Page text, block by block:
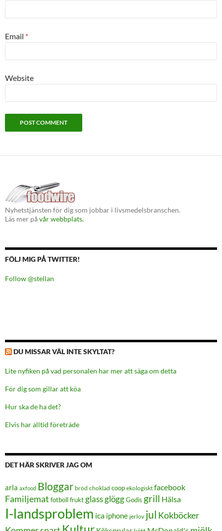
Email *
Website
Nyhetstjänsten för dig som jobbar i livsmedelsbranschen.
Läs mer påvår webbplats.
FÖLJ MIG PÅ TWITTER!
Follow @stellan
DU MISSAR VÄL INTE SKYLTAT?
Lite nyfiken på vad personalen har mer att säga om detta
För dig som gillar att köa
Hur ska de ha det?
Elvis har alltid företräde
DET HÄR SKRIVER JAG OM
arla axfood Bloggar bröd choklad coop ekologiskt facebook
Familjemat fotboll fruktglassglöggGodis grill Hälsa
I-landsproblem ica iphone jerlov jul Kokböcker